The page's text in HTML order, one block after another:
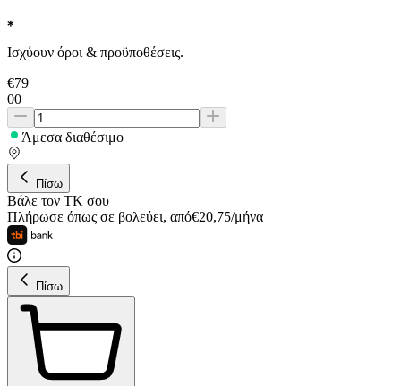
Ισχύουν όροι & προϋποθέσεις.
€79
00
Άμεσα διαθέσιμο
Πίσω
Βάλε τον ΤΚ σου
Πλήρωσε όπως σε βολεύει, από€20,75/μήνα
Πίσω